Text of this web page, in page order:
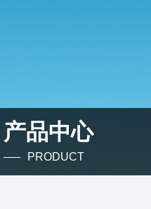
产品中心
PRODUCT